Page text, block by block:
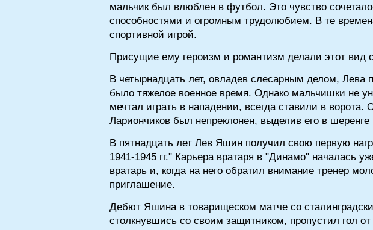
мальчик был влюблен в футбол. Это чувство
способностями и огромным трудолюбием. В те
спортивной игрой.
Присущие ему героизм и романтизм делали этот вид
В четырнадцать лет, овладев слесарным делом,
было тяжелое военное время. Однако мальчишки не
мечтал играть в нападении, всегда ставили в
Лариончиков был непреклонен, выделив его в шеренге
В пятнадцать лет Лев Яшин получил свою первую
1941-1945 гг." Карьера вратаря в "Динамо" началась
вратарь и, когда на него обратил внимание тренер
приглашение.
Дебют Яшина в товарищеском матче со
столкнувшись со своим защитником, пропустил гол